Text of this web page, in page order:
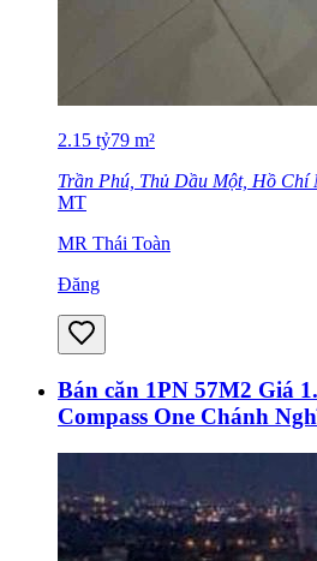
2.15 tỷ79 m²
Trần Phú, Thủ Dầu Một, Hồ Chí
MT
MR Thái Toàn
Đăng
Bán căn 1PN 57M2 Giá
Compass One Chánh